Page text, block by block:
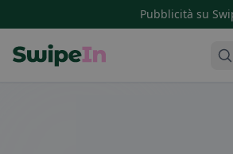
Pubblicità su